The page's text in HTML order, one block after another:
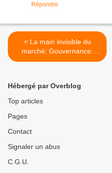
Répondre
< La main invisible du
marché; Gouvernance:
pourquoi pas un chef
Hébergé par Overblog
Top articles
Pages
Contact
Signaler un abus
C.G.U.